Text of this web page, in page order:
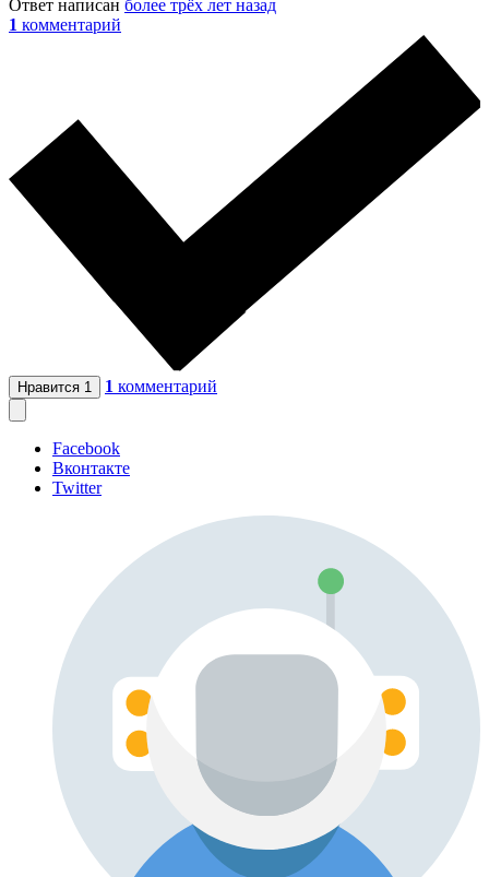
Ответ написан более трёх лет назад
1 комментарий
Нравится 1 1 комментарий
Facebook
Вконтакте
Twitter